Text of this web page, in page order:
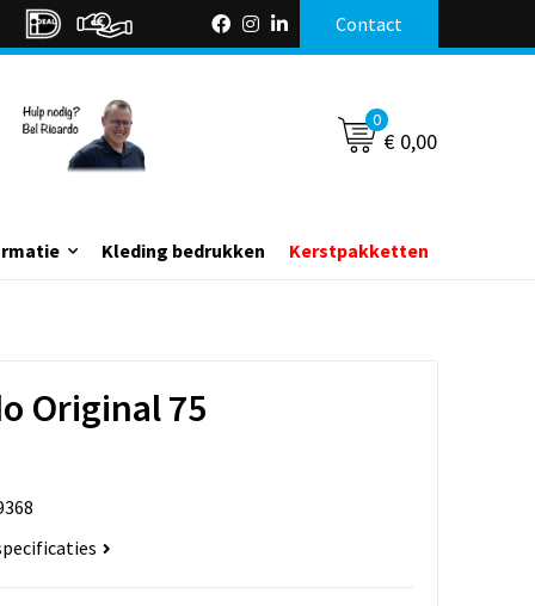
Contact
0
€ 0,00
Kleding bedrukken Kerstpakketten
Original 75